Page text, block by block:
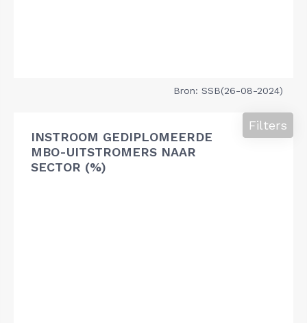
Bron: SSB(26-08-2024)
INSTROOM GEDIPLOMEERDE
MBO-UITSTROMERS NAAR
SECTOR (%)
Filters